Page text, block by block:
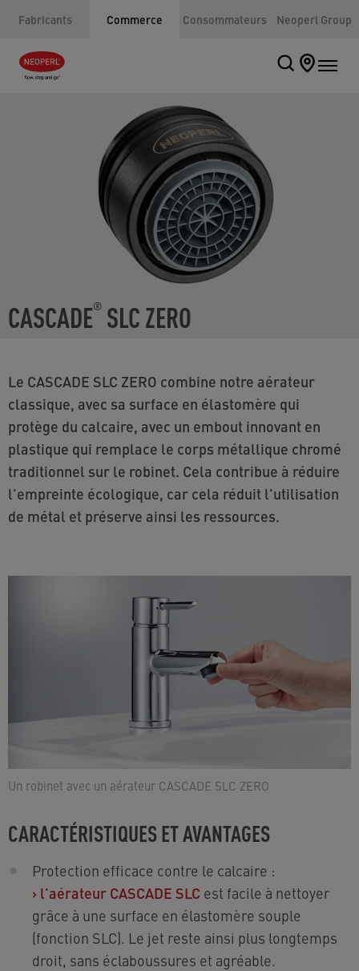
Fabricants Commerce Consommateurs Neoperl Group
CASCADE® SLC ZERO
Le CASCADE SLC ZERO combine notre aérateur
classique, avec sa surface en élastomère qui
protège du calcaire, avec un embout innovant en
plastique qui remplace le corps métallique chromé
traditionnel sur le robinet. Cela contribue à réduire
l'empreinte écologique, car cela réduit l'utilisation
de métal et préserve ainsi les ressources.
Un robinet avec un aérateur CASCADE SLC ZERO
CARACTÉRISTIQUES ET AVANTAGES
Protection efficace contre le calcaire :
› l'aérateur CASCADE SLC est facile à nettoyer
grâce à une surface en élastomère souple
(fonction SLC). Le jet reste ainsi plus longtemps
droit, sans éclaboussures et agréable.